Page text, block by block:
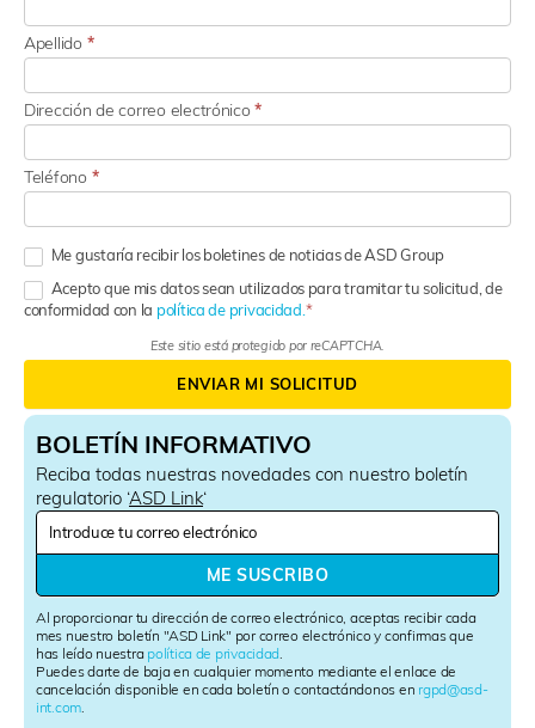
BOLETÍN INFORMATIVO
Reciba todas nuestras novedades con nuestro boletín
regulatorio ‘ASD Link‘
N
s
l
e
t
t
e
Al proporcionar tu dirección de correo electrónico, aceptas recibir cada
mes nuestro boletín "ASD Link" por correo electrónico y confirmas que
has leído nuestra política de privacidad
Puedes darte de baja en cualquier momento mediante el enlace de
cancelación disponible en cada boletín o contactándonos en rgpd@asd-
int.com
ME SUSCRIBO
Apellido *
Dirección de correo electrónico*
Teléfono *
Me gustaría recibir los boletines de noticias de ASD Group
Acepto que mis datos sean utilizados para tramitar tu solicitud, de
conformidad con la política de privacidad.
Este sitio está protegido por reCAPTCHA.
ENVIAR MI SOLICITUD